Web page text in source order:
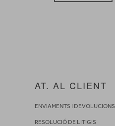
AT. AL CLIENT
ENVIAMENTS I DEVOLUCIONS
RESOLUCIÓ DE LITIGIS